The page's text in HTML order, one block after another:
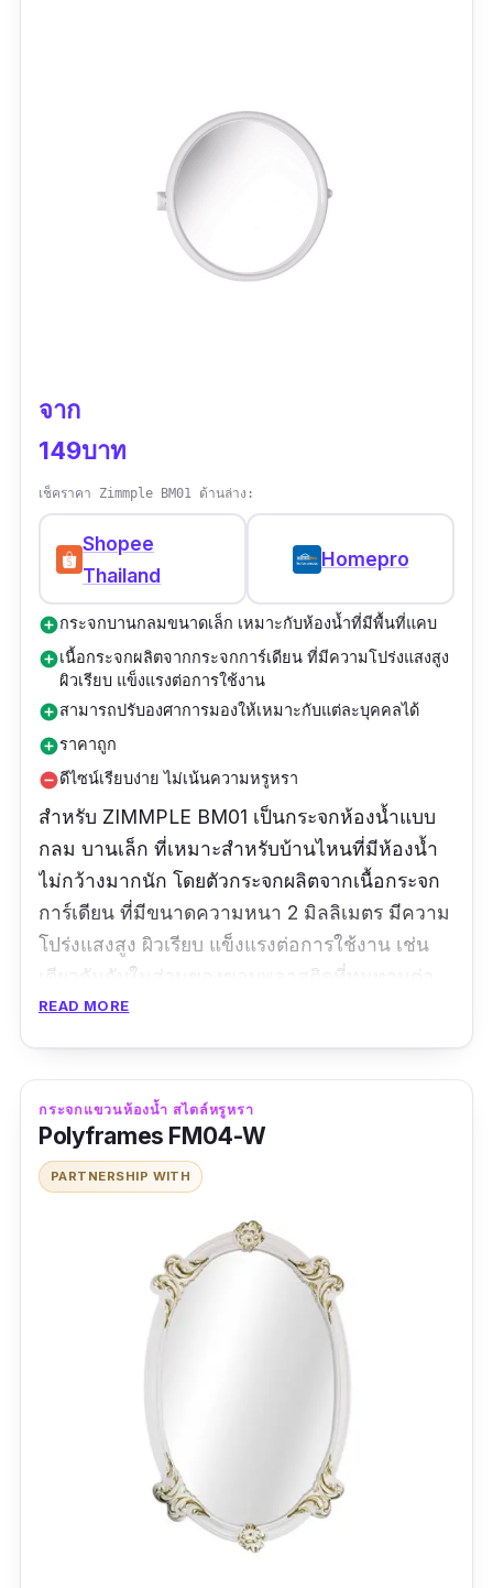
จาก
149บาท
เช็คราคา Zimmple BM01 ด้านล่าง:
Shopee
Thailand
Homepro
add_circleกระจกบานกลมขนาดเล็ก เหมาะกับห้องน้ำที่มีพื้นที่แคบ
add_circleเนื้อกระจกผลิตจากกระจกการ์เดียน ที่มีความโปร่งแสงสูง
ผิวเรียบ แข็งแรงต่อการใช้งาน
add_circleสามารถปรับองศาการมองให้เหมาะกับแต่ละบุคคลได้
add_circleราคาถูก
remove_circleดีไซน์เรียบง่าย ไม่เน้นความหรูหรา
สำหรับ ZIMMPLE BM01 เป็นกระจกห้องน้ำแบบ
กลม บานเล็ก ที่เหมาะสำหรับบ้านไหนที่มีห้องน้ำ
ไม่กว้างมากนัก โดยตัวกระจกผลิตจากเนื้อกระจก
การ์เดียน ที่มีขนาดความหนา 2 มิลลิเมตร มีความ
โปร่งแสงสูง ผิวเรียบ แข็งแรงต่อการใช้งาน เช่น
เดียวกันกับในส่วนของขอบพลาสติดที่ทนทานต่อ
การกระแทกและป้องกันรอยขีดข่วนได้ดี นอกจากนี้
สมาชิกในครอบครัวมีส่วนสูงที่ไม่เท่ากัน ก็ปรับได้
สบาย ๆ สามารถส่องกระจกได้ง่าย ๆ ทุกคน
READ MORE
กระจกแขวนห้องน้ำ สไตล์หรูหรา
Polyframes FM04-W
PARTNERSHIP WITH